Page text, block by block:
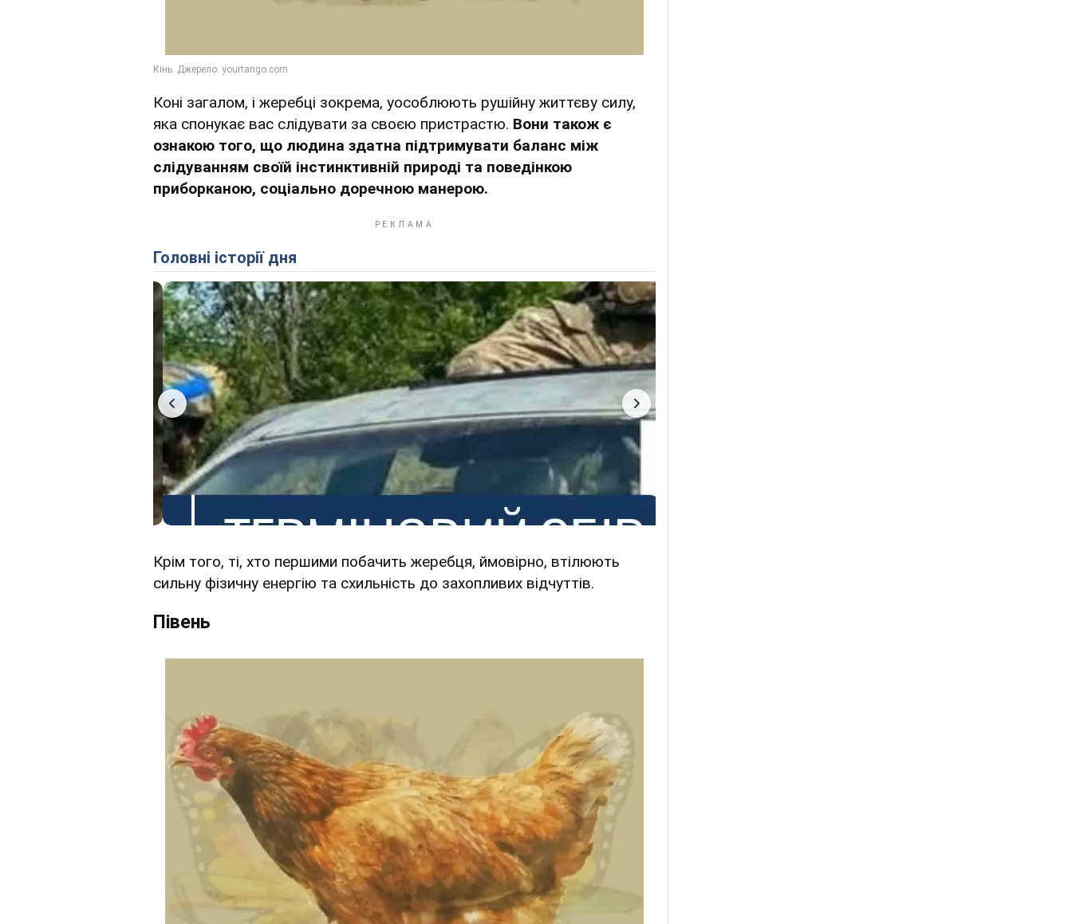
Коні загалом, і жеребці зокрема, уособлюють рушійну життєву силу,
яка спонукає вас слідувати за своєю пристрастю. Вони також є
ознакою того, що людина здатна підтримувати баланс між
слідуванням своїй інстинктивній природі та поведінкою
приборканою, соціально доречною манерою.
Головні історії дня
Крім того, ті, хто першими побачить жеребця, ймовірно, втілюють
сильну фізичну енергію та схильність до захопливих відчуттів.
Півень